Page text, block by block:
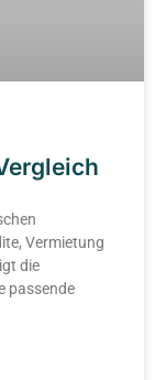
Vermietung
die
passende